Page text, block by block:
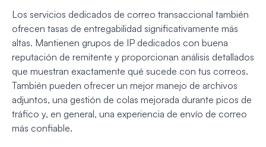
Los servicios dedicados de correo transaccional también
ofrecen tasas de entregabilidad significativamente más
altas. Mantienen grupos de IP dedicados con buena
reputación de remitente y proporcionan análisis detallados
que muestran exactamente qué sucede con tus correos.
También pueden ofrecer un mejor manejo de archivos
adjuntos, una gestión de colas mejorada durante picos de
tráfico y, en general, una experiencia de envío de correo
más confiable.